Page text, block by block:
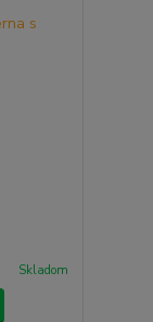
Skladom